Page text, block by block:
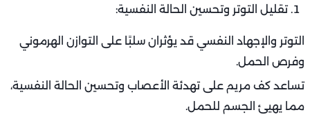
تقليل التوتر وتحسين الحالة النفسية:
التوتر والإجهاد النفسي قد يؤثران سلبًا على التوازن الهرموني
وفرص الحمل.
تساعد كف مريم على تهدئة الأعصاب وتحسين الحالة النفسية،
مما يهيئ الجسم للحمل.